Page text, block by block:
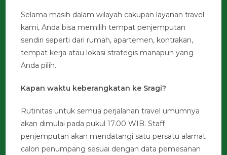
Selama masih dalam wilayah cakupan layanan travel
kami, Anda bisa memilih tempat penjemputan
sendiri seperti dari rumah, apartemen, kontrakan,
tempat kerja atau lokasi strategis manapun yang
Anda pilih.
Kapan waktu keberangkatan ke Sragi?
Rutinitas untuk semua perjalanan travel umumnya
akan dimulai pada pukul 17.00 WIB. Staff
penjemputan akan mendatangi satu persatu alamat
calon penumpang sesuai dengan data pemesanan